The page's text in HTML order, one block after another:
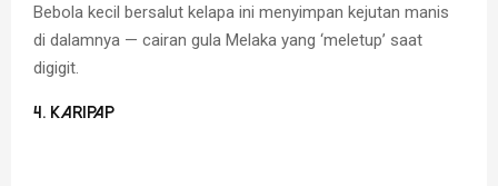
Bebola kecil bersalut kelapa ini menyimpan kejutan manis
di dalamnya — cairan gula Melaka yang ‘meletup’ saat
digigit.
4. Karipap